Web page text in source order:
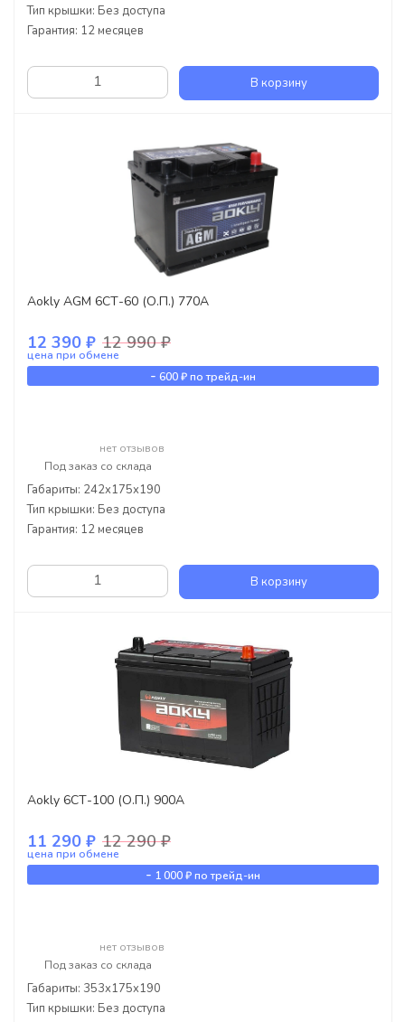
Тип крышки: Без доступа
Гарантия: 12 месяцев
В корзину
Aokly AGM 6СТ-60 (О.П.) 770А
12 390 ₽ 12 990 ₽
цена при обмене
- 600 ₽по трейд-ин
нет отзывов
Под заказ со склада
Габариты: 242x175x190
Тип крышки: Без доступа
Гарантия: 12 месяцев
В корзину
Aokly 6СТ-100 (О.П.) 900А
11 290 ₽ 12 290 ₽
цена при обмене
- 1 000 ₽по трейд-ин
нет отзывов
Под заказ со склада
Габариты: 353x175x190
Тип крышки: Без доступа